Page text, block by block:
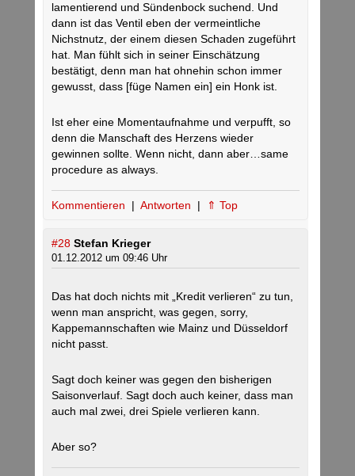
lamentierend und Sündenbock suchend. Und
dann ist das Ventil eben der vermeintliche
Nichstnutz, der einem diesen Schaden zugeführt
hat. Man fühlt sich in seiner Einschätzung
bestätigt, denn man hat ohnehin schon immer
gewusst, dass [füge Namen ein] ein Honk ist.
Ist eher eine Momentaufnahme und verpufft, so
denn die Manschaft des Herzens wieder
gewinnen sollte. Wenn nicht, dann aber…same
procedure as always.
Kommentieren | Antworten | ⇑ Top
#28 Stefan Krieger
01.12.2012 um 09:46 Uhr
Das hat doch nichts mit „Kredit verlieren“ zu tun,
wenn man anspricht, was gegen, sorry,
Kappemannschaften wie Mainz und Düsseldorf
nicht passt.
Sagt doch keiner was gegen den bisherigen
Saisonverlauf. Sagt doch auch keiner, dass man
auch mal zwei, drei Spiele verlieren kann.
Aber so?